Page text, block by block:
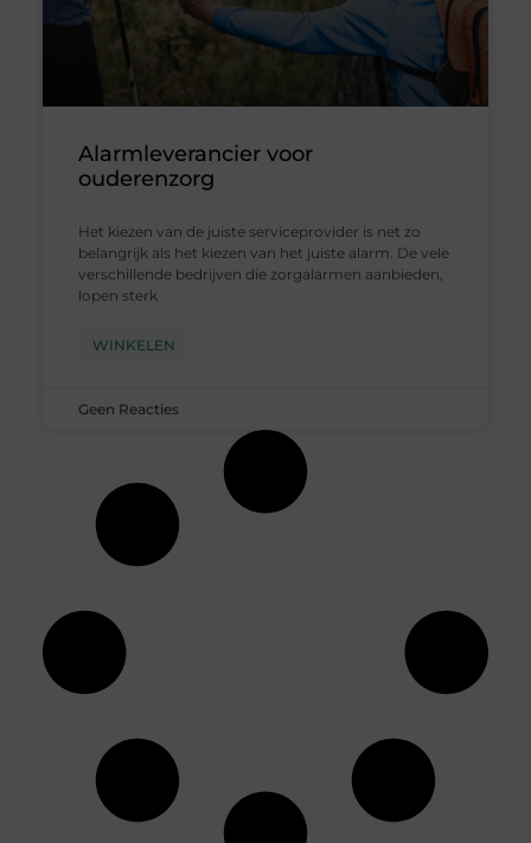
Alarmleverancier voor
ouderenzorg
Het kiezen van de juiste serviceprovider is net zo
belangrijk als het kiezen van het juiste alarm. De vele
verschillende bedrijven die zorgalarmen aanbieden,
lopen sterk
WINKELEN
Geen Reacties